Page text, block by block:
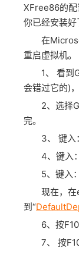
XFree86的配
你已经安装好
在
重启虚拟机。
1、 看到
会错过它的)
2、选择
完。
3、 键入：
4、键入：
5、键入：
现在，在
到“
6、按F10
7、 按F10